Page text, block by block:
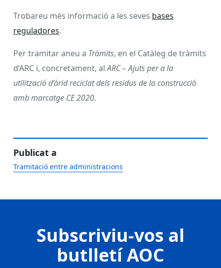
Trobareu més informació a les seves bases
reguladores.
Per tramitar aneu a Tràmits, en el Catàleg de tràmits
d’ARC i, concretament, alARC – Ajuts per a la
utilització d’àrid reciclat dels residus de la construcció
amb marcatge CE 2020.
Publicat a
Tramitació entre administracions
Subscriviu-vos al
butlletí AOC